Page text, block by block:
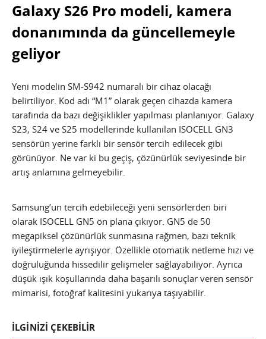
Galaxy S26 Pro modeli, kamera
donanımında da güncellemeyle
geliyor
Yeni modelin SM-S942 numaralı bir cihaz olacağı
belirtiliyor. Kod adı “M1” olarak geçen cihazda kamera
tarafında da bazı değişiklikler yapılması planlanıyor. Galaxy
S23, S24 ve S25 modellerinde kullanılan ISOCELL GN3
sensörün yerine farklı bir sensör tercih edilecek gibi
görünüyor. Ne var ki bu geçiş, çözünürlük seviyesinde bir
artış anlamına gelmeyebilir.
Samsung’un tercih edebileceği yeni sensörlerden biri
olarak ISOCELL GN5 ön plana çıkıyor. GN5 de 50
megapiksel çözünürlük sunmasına rağmen, bazı teknik
iyileştirmelerle ayrışıyor. Özellikle otomatik netleme hızı ve
doğruluğunda hissedilir gelişmeler sağlayabiliyor. Ayrıca
düşük ışık koşullarında daha başarılı sonuçlar veren sensör
mimarisi, fotoğraf kalitesini yukarıya taşıyabilir.
İLGİNİZİ ÇEKEBİLİR